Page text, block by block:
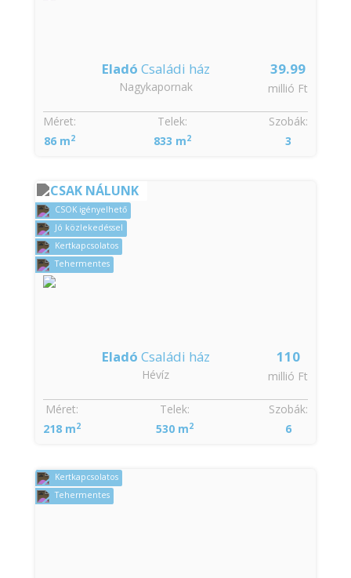
39.99
millió Ft
Eladó Családi ház
Nagykapornak
Szobák:
3
Méret:
86 m2
Telek:
833 m2
CSAK NÁLUNK
CSOK igényelhető
Jó közlekedéssel
Kertkapcsolatos
Tehermentes
110
millió Ft
Eladó Családi ház
Hévíz
Szobák:
6
Méret:
218 m2
Telek:
530 m2
Kertkapcsolatos
Tehermentes